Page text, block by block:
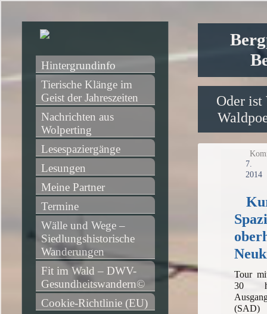
Oder ist
2014
Tour
30
(SAD)
Hintergrundinfo
Tierische Klänge im
Geist der Jahreszeiten
Nachrichten aus
Wolperting
Lesespaziergänge
Lesungen
Meine Partner
Termine
Wälle und Wege –
Siedlungshistorische
Wanderungen
Fit im Wald – DWV-
Gesundheitswandern©
Cookie-Richtlinie (EU)